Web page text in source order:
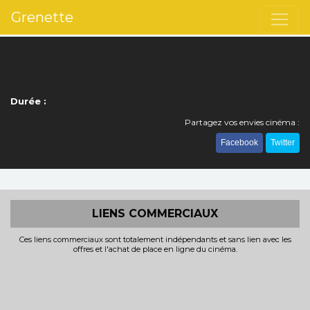
Grenette
Durée :
Partagez vos envies cinéma :
Facebook Twitter
LIENS COMMERCIAUX
Ces liens commerciaux sont totalement indépendants et sans lien avec les
offres et l'achat de place en ligne du cinéma.